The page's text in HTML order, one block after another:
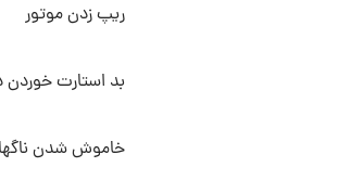
ریپ زدن موتور
بد استارت خوردن
خاموش شدن